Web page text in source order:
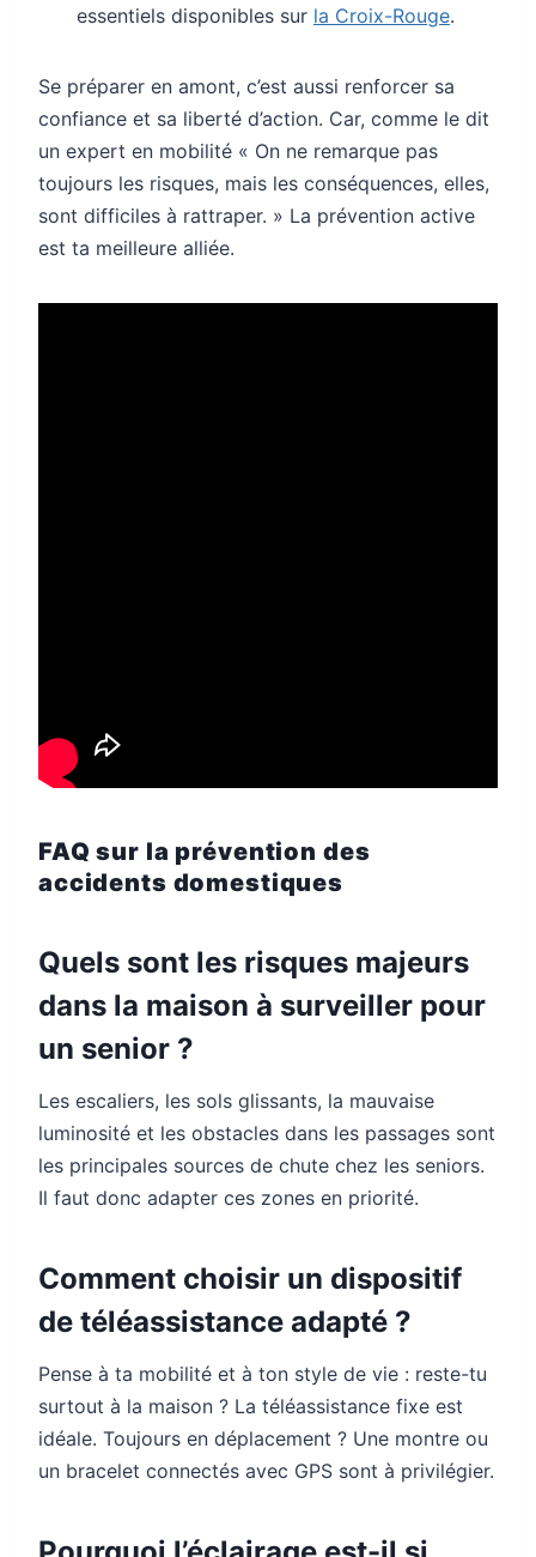
essentiels disponibles sur la Croix-Rouge.
Se préparer en amont, c’est aussi renforcer sa
confiance et sa liberté d’action. Car, comme le dit
un expert en mobilité « On ne remarque pas
toujours les risques, mais les conséquences, elles,
sont difficiles à rattraper. » La prévention active
est ta meilleure alliée.
FAQ sur la prévention des
accidents domestiques
Quels sont les risques majeurs
dans la maison à surveiller pour
un senior ?
Les escaliers, les sols glissants, la mauvaise
luminosité et les obstacles dans les passages sont
les principales sources de chute chez les seniors.
Il faut donc adapter ces zones en priorité.
Comment choisir un dispositif
de téléassistance adapté ?
Pense à ta mobilité et à ton style de vie : reste-tu
surtout à la maison ? La téléassistance fixe est
idéale. Toujours en déplacement ? Une montre ou
un bracelet connectés avec GPS sont à privilégier.